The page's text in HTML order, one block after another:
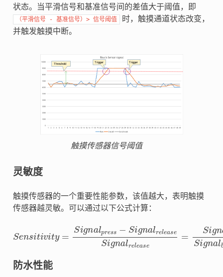
状态。当平滑信号和基准信号间的差值大于阈值，即
（平滑信号 - 基准信号）> 信号阈值
时，触摸通道状态改变，
并触发触摸中断。
触摸传感器信号阈值
灵敏度
触摸传感器的一个重要性能参数，该值越大，表明触摸
传感器越灵敏。可以通过以下公式计算：
na lpres nal rel ea eas
防水性能